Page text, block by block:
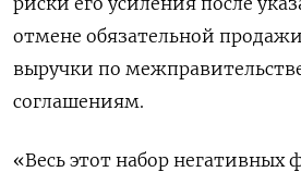
отмене обязательной
выручки по
соглашениям.
«Весь этот набор негативных